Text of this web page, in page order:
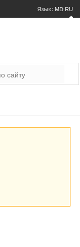
Язык: MD RU